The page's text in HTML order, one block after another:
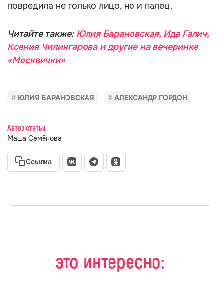
повредила не только лицо, но и палец.
Читайте также: Юлия Барановская, Ида Галич,
Ксения Чилингарова и другие на вечеринке
«Москвички»
ЮЛИЯ БАРАНОВСКАЯ АЛЕКСАНДР ГОРДОН
Автор статьи
Маша Семёнова
Ссылка
это интересно: